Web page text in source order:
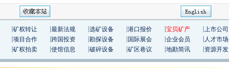
矿权转让 最新法规 选矿设备 港口报价 宝贝矿产 上市公司
项目合作 跨国投资 勘探设备 国际展会 企业会员 人才市场
矿权拍卖 使馆信息 破碎设备 矿区巷议 地勘简讯 资源开发